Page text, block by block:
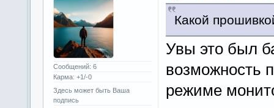
Сообщений: 6
Карма: +1/-0
Здесь может быть Ваша
подпись
Какой
Увы это был
возможность
режиме